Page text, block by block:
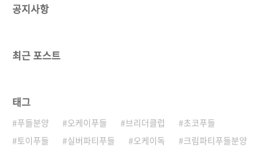
공지사항
최근 포스트
태그
푸들분양 오케이푸들 브리더클럽
초코푸들
토이푸들
실버파티푸들 오케이독
크림파티푸들분양